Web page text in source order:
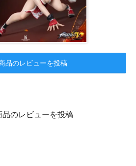
品のレビューを投稿
品のレビューを投稿